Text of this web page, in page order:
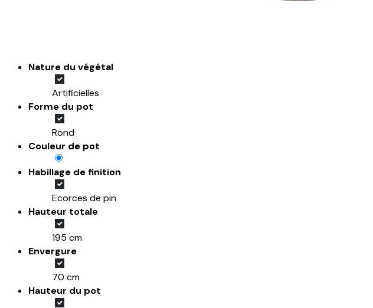
Nature du végétal
Artificielles
Forme du pot
Rond
Couleur de pot
Habillage de finition
Ecorces de pin
Hauteur totale
195 cm
Envergure
70 cm
Hauteur du pot